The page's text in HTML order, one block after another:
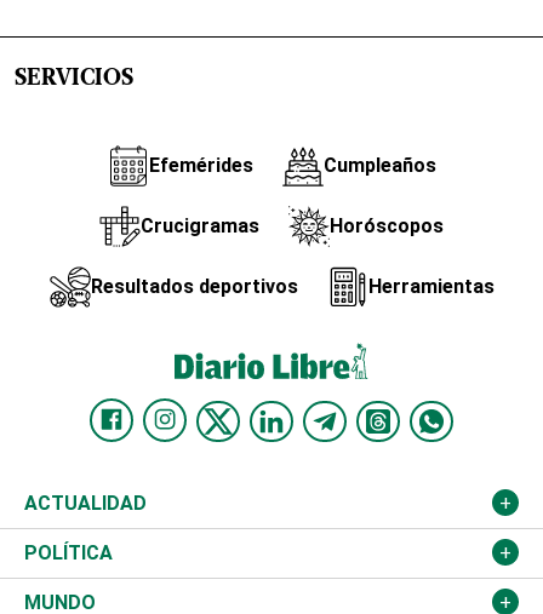
SERVICIOS
Efemérides Cumpleaños
Crucigramas Horóscopos
Resultados deportivos Herramientas
ACTUALIDAD
Nacional
Ciudad
POLÍTICA
Partidos
MUNDO